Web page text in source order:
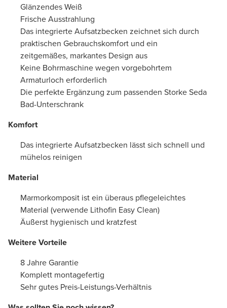
Glänzendes Weiß
Frische Ausstrahlung
Das integrierte Aufsatzbecken zeichnet sich durch
praktischen Gebrauchskomfort und ein
zeitgemäßes, markantes Design aus
Keine Bohrmaschine wegen vorgebohrtem
Armaturloch erforderlich
Die perfekte Ergänzung zum passenden Storke Seda
Bad-Unterschrank
Komfort
Das integrierte Aufsatzbecken lässt sich schnell und
mühelos reinigen
Material
Marmorkomposit ist ein überaus pflegeleichtes
Material (verwende Lithofin Easy Clean)
Äußerst hygienisch und kratzfest
Weitere Vorteile
8 Jahre Garantie
Komplett montagefertig
Sehr gutes Preis-Leistungs-Verhältnis